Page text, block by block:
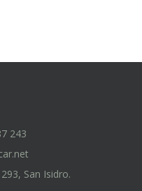
243
San Isidro.